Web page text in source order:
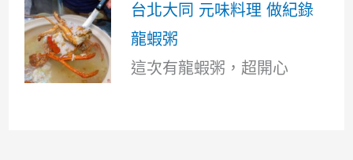
台北大同 元味料理 做紀錄
龍蝦粥
這次有龍蝦粥，超開心